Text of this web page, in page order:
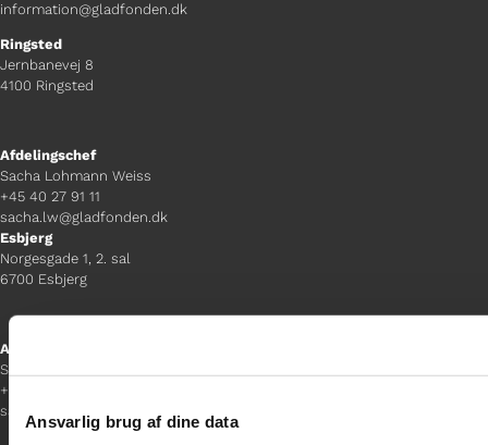
Ansvarlig brug af dine data
information@gladfonden.dk
Ringsted
Jernbanevej 8
4100 Ringsted
Afdelingschef
Sacha Lohmann Weiss
+45 40 27 91 11
sacha.lw@gladfonden.dk
Esbjerg
Norgesgade 1, 2. sal
6700 Esbjerg
Afdelingschef
Sanne Hansen
+45 23 69 19 35
sanne.h@gladfonden.dk